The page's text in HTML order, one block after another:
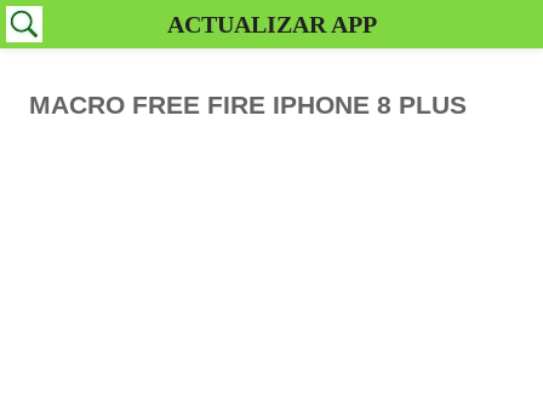
MACRO FREE FIRE IPHONE 8 PLUS
ACTUALIZAR APP